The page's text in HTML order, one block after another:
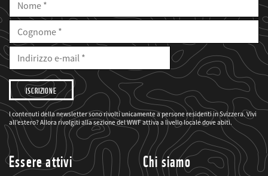
Nome
Cognome
E-
Mail
Indirizzo
mail
Desidero
che
il
WWF
mi
informi
sui
suoi
progetti
I contenuti della newsletter sono rivolti unicamente a persone residenti in Svizzera. Vivi
all’estero? Allora rivolgiti alla sezione del WWF attiva a livello locale dove abiti.
Essere attivi Chi siamo